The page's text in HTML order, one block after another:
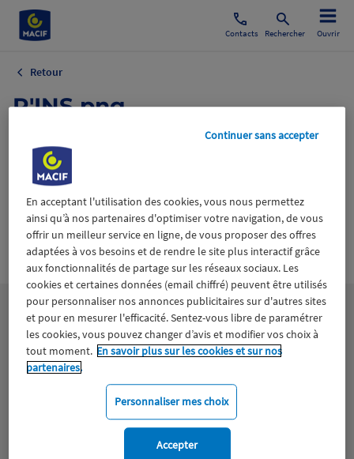
Contacts Rechercher Ouvrir
Retour
P'INS.png
Certifié avec Wiztrust
trusted
sources
En acceptant l'utilisation des cookies, vous nous permettez
ainsi qu’à nos partenaires d'optimiser votre navigation, de vous
offrir un meilleur service en ligne, de vous proposer des offres
adaptées à vos besoins et de rendre le site plus interactif grâce
aux fonctionnalités de partage sur les réseaux sociaux. Les
cookies et certaines données (email chiffré) peuvent être utilisés
pour personnaliser nos annonces publicitaires sur d'autres sites
et pour en mesurer l'efficacité. Sentez-vous libre de paramétrer
les cookies, vous pouvez changer d’avis et modifier vos choix à
tout moment. En savoir plus sur les cookies et sur nos
partenaires.
Personnaliser mes choix
Continuer sans accepter
Accepter